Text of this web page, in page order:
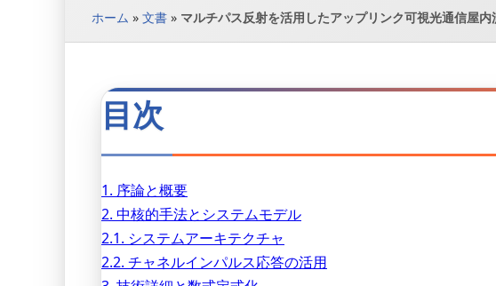
ホーム » 文書 » マルチパス反射を活用したアップリンク可視光通信屋
目次
1. 序論と概要
2. 中核的手法とシステムモデル
2.1. システムアーキテクチャ
2.2. チャネルインパルス応答の活用